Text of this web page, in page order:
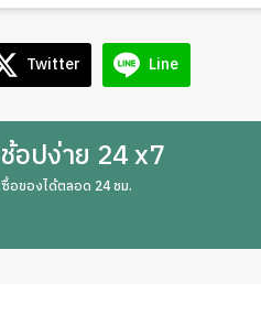
Twitter Line
ช้อปง่าย 24 x7
ซื้อของได้ตลอด 24 ชม.